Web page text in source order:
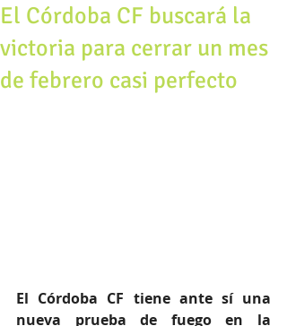
El Córdoba CF buscará la
victoria para cerrar un mes
de febrero casi perfecto
El Córdoba CF tiene ante sí una
nueva prueba de fuego en la